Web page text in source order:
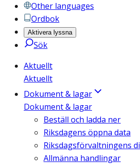
Other languages
Ordbok
Aktivera lyssna
Sök
Aktuellt
Aktuellt
Dokument & lagar
Dokument & lagar
Beställ och ladda ner
Riksdagens öppna data
Riksdagsförvaltningens
Allmänna handlingar